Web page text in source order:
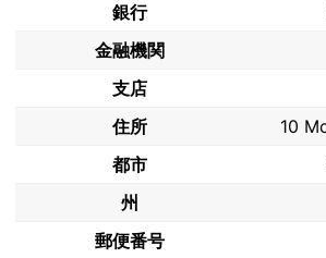
銀行
金融機関
支店
住所
10
都市
州
郵便番号